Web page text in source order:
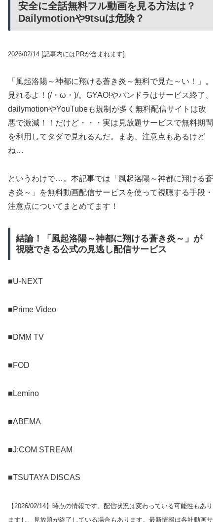
安全に全話無料フル動画を見る方法は？
Dailymotionや9tsuは危険？
2026/02/14 [記事内にはPRが含まれます]
「風起洛陽～神都に翔ける蒼き炎～無料で見た～い！」。
見れるよ！(/・ω・)/。GYAO!やパンドラはサービス終了、
dailymotionやYouTubeも規制が多く無料配信サイトは改
悪で激減！！だけど・・・実は見放題サービスで無料期間
を利用してタダで見れるんだ。まあ、注意点もあるけど
ね…
というわけで…。本記事では「風起洛陽～神都に翔ける蒼
き炎～」を無料動画配信サービスを使って視聴する手段・
注意点についてまとめてます！
結論！「風起洛陽～神都に翔ける蒼き炎～」が
視聴できる公式の見逃し配信サービス
■U-NEXT
■Prime Video
■DMM TV
■FOD
■Lemino
■ABEMA
■J:COM STREAM
■TSUTAYA DISCAS
【2026/02/14】時点の情報です。配信状況は変わっている可能性もあり
ますし、見放題が終了している場合もあります。最新情報は各社動画サ